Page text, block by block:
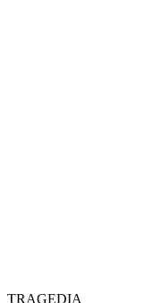
TRAGEDIA